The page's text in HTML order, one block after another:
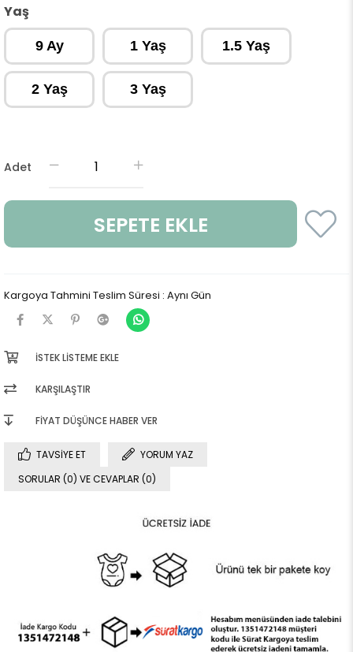
Yaş
9 Ay 1 Yaş 1.5 Yaş
2 Yaş 3 Yaş
Adet
Kargoya Tahmini Teslim Süresi : Aynı Gün
İSTEK LISTEME EKLE
KARŞILAŞTIR
FIYAT DÜŞÜNCE HABER VER
TAVSIYE ET
YORUM YAZ
SORULAR (0) VE CEVAPLAR (0)